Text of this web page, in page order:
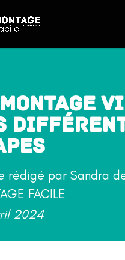
rédigé par Sandra
FACILE
2024